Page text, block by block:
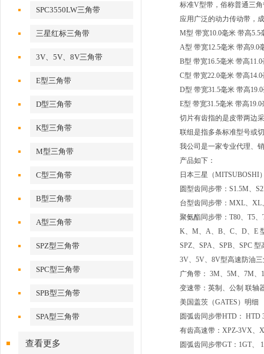
SPC3550LW三角带
三星红标三角带
3V、5V、8V三角带
E型三角带
D型三角带
K型三角带
M型三角带
C型三角带
B型三角带
A型三角带
SPZ型三角带
SPC型三角带
SPB型三角带
SPA型三角带
查看更多
标准V型带，俗称普通三
应用广泛的动力传动带，
M型 带宽10.0毫米 带高
A型 带宽12.5毫米 带高
B型 带宽16.5毫米 带高
C型 带宽22.0毫米 带高
D型 带宽31.5毫米 带高
E型 带宽31.5毫米 带高
切片有齿指的是皮带两边
联组是指多条标准型号或
我公司是一家专业代理、
产品如下：
日本三星（MITSUBOSHI
圆型齿同步带：S1.5M、
台型齿同步带：MXL、
聚氨酯同步带：T80、T5
K、M、A、B、C、D、E
SPZ、SPA、SPB、SPC
3V、5V、8V型高速防油
广角带： 3M、5M、7M、
变速带：英制、公制 联轴
美国盖茨（GATES）明细
圆弧齿同步带HTD：
有齿高速带：XPZ-3VX、
圆弧齿同步带GT：1GT、